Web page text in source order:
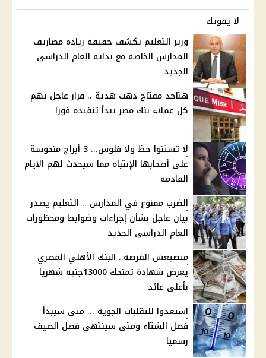
لا يفوتك
وزير التعليم يكشف حقيقه زياده مصاريف
المدارس الخاصه مع بدايه العام الدراسى
الجديد
هتاخد مفتاح دهب هدية .. قرار عاجل يهم
كل عملاء بنك مصر يبدأ تنفيذه فورا
لا تستنوا حظ ولا فلوس... 3 أبراج منحوسة
على أصحابها الإنتباه مما سيحدث لهم الايام
القادمه
الضرب ممنوع في المدارس .. التعليم يصدر
بيان عاجل بشأن إجراءات وضوابط ومحظورات
العام الدراسى الجديد
متضيعش الفرصة.. البنك الأهلي المصري
يعرض شهادة تمنحك 13000جنيه شهريا
بأعلى عائد
استعدوا للتقلبات الجوية ... متى سيبدأ
فصل الشتاء ومتى سينتهي فصل الصيف
رسميا